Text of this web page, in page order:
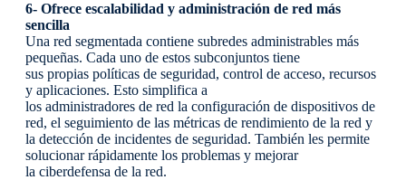
6- Ofrece escalabilidad y administración de red más
sencilla
Una red segmentada contiene subredes administrables más
pequeñas. Cada uno de estos subconjuntos tiene
sus propias políticas de seguridad, control de acceso, recursos
y aplicaciones. Esto simplifica a
los administradores de red la configuración de dispositivos de
red, el seguimiento de las métricas de rendimiento de la red y
la detección de incidentes de seguridad. También les permite
solucionar rápidamente los problemas y mejorar
la ciberdefensa de la red.